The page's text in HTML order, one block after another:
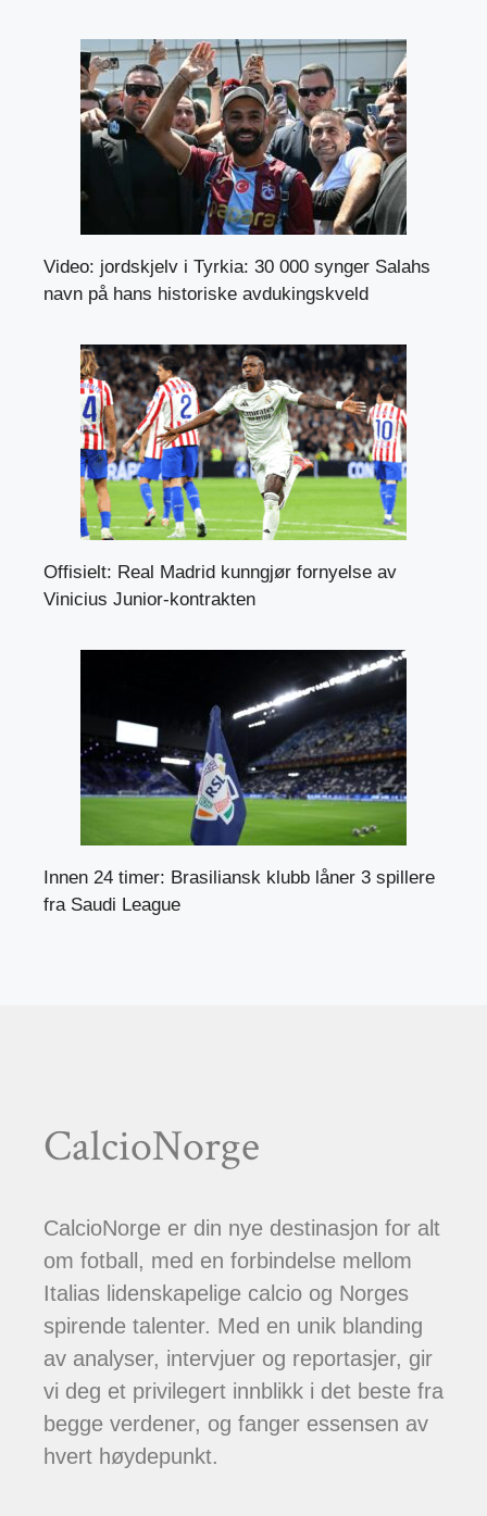
Video: jordskjelv i Tyrkia: 30 000 synger Salahs
navn på hans historiske avdukingskveld
Offisielt: Real Madrid kunngjør fornyelse av
Vinicius Junior-kontrakten
Innen 24 timer: Brasiliansk klubb låner 3 spillere
fra Saudi League
CalcioNorge
CalcioNorge er din nye destinasjon for alt
om fotball, med en forbindelse mellom
Italias lidenskapelige calcio og Norges
spirende talenter. Med en unik blanding
av analyser, intervjuer og reportasjer, gir
vi deg et privilegert innblikk i det beste fra
begge verdener, og fanger essensen av
hvert høydepunkt.